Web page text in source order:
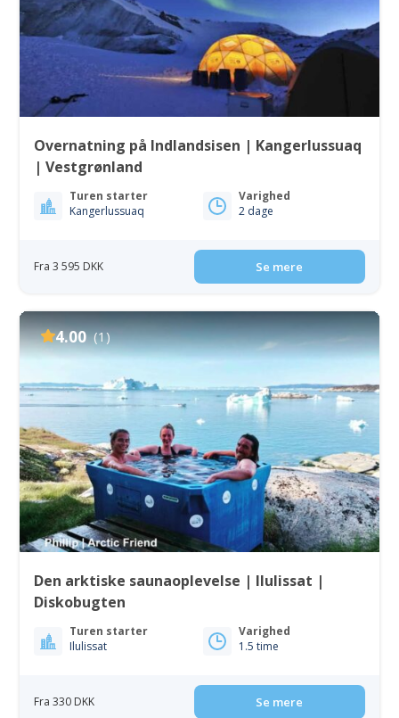
Overnatning på Indlandsisen | Kangerlussuaq
| Vestgrønland
Turen starter
Kangerlussuaq
Varighed
2 dage
Fra 3 595 DKK Se mere
4.00 (1)
Den arktiske saunaoplevelse | Ilulissat |
Diskobugten
Turen starter
Ilulissat
Varighed
1.5 time
Fra 330 DKK Se mere